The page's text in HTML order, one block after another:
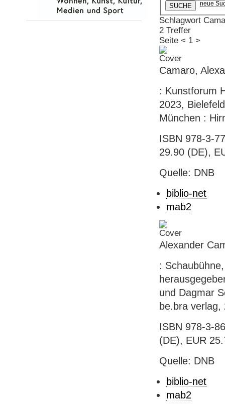
neue
Schlagwort
2 Treffer
Seite < 1 >
Camaro,
: Kunstforum
2023,
München :
ISBN 978-3-
29.90 (DE),
Quelle: DNB
biblio-net
mab2
Alexander
:
und Dagmar
be.bra
ISBN 978-3-
(DE), EUR
Quelle: DNB
biblio-net
mab2